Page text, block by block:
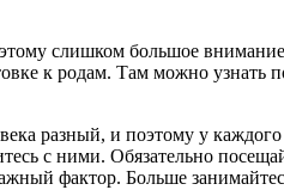
этому слишком большое
к родам. Там можно
разный, и поэтому у
с ними. Обязательно
фактор. Больше